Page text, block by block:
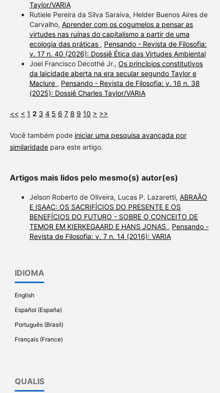
Taylor/VARIA
Rutiele Pereira da Silva Saraiva, Helder Buenos Aires de
Carvalho, Aprender com os cogumelos a pensar as
virtudes nas ruínas do capitalismo a partir de uma
ecologia das práticas , Pensando - Revista de Filosofia:
v. 17 n. 40 (2026): Dossiê Ética das Virtudes Ambiental
Joel Francisco Decothé Jr., Os princípios constitutivos
da laicidade aberta na era secular segundo Taylor e
Maclure , Pensando - Revista de Filosofia: v. 16 n. 38
(2025): Dossiê Charles Taylor/VARIA
<< < 1 2 3 4 5 6 7 8 9 10 > >>
Você também pode iniciar uma pesquisa avançada por
similaridadepara este artigo.
Artigos mais lidos pelo mesmo(s) autor(es)
Jelson Roberto de Oliveira, Lucas P. Lazaretti, ABRAÃO
E ISAAC: OS SACRIFÍCIOS DO PRESENTE E OS
BENEFÍCIOS DO FUTURO - SOBRE O CONCEITO DE
TEMOR EM KIERKEGAARD E HANS JONAS , Pensando -
Revista de Filosofia: v. 7 n. 14 (2016): VARIA
IDIOMA
English
Español (España)
Português (Brasil)
Français (France)
QUALIS